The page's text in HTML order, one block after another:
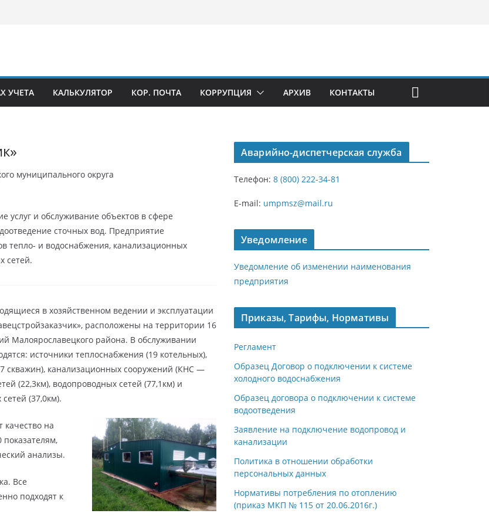
УЧЕТА КАЛЬКУЛЯТОР КОР. ПОЧТА КОРРУПЦИЯ АРХИВ КОНТАКТЫ
муниципального округа
услуг и обслуживание объектов в сфере
сточных вод. Предприятие
тепло- и водоснабжения, канализационных
сетей.
в хозяйственном ведении и эксплуатации
расположены на территории 16
Малоярославецкого района. В обслуживании
источники теплоснабжения (19 котельных),
скважин), канализационных сооружений (КНС —
(22,3км), водопроводных сетей (77,1км) и
(37,0км).
качество на
анализы.
Все
подходят к
Аварийно-диспетчерская служба
Телефон: 8 (800) 222-34-81
E-mail: umpmsz@mail.ru
Уведомление
Уведомление об изменении наименования
предприятия
Приказы, Тарифы, Нормативы
Регламент
Образец Договор о подключении к системе
холодного водоснабжения
Образец договора о подключении к системе
водоотведения
Заявление на подключение водопровод и
канализации
Политика в отношении обработки
персональных данных
Нормативы потребления по отоплению
(приказ МКП № 115 от 20.06.2016г.)